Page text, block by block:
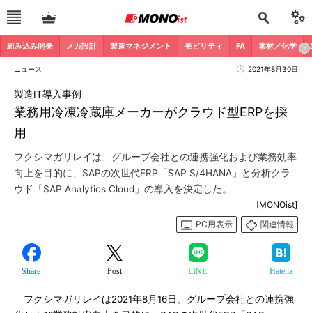
組み込み開発 メカ設計 製造マネジメント モビリティ FA 素材／化学
ニュース 2021年8月30日
業務用冷凍冷蔵庫メーカーがクラウド型ERPを採
用
製造IT導入事例
フクシマガリレイは、グループ会社との連携強化および業務効率
向上を目的に、SAPの次世代ERP「SAP S/4HANA」と分析クラ
ウド「SAP Analytics Cloud」の導入を決定した。
[MONOist]
PC用表示
関連情報
Share Post LINE Hatena
フクシマガリレイは2021年8月16日、グループ会社との連携強